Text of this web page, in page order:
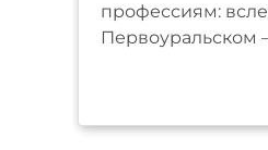
профессиям:
Первоуральском